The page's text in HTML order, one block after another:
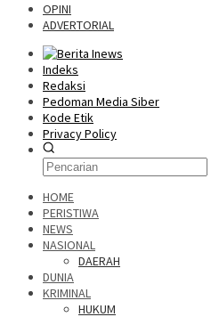
OPINI
ADVERTORIAL
Indeks
Redaksi
Pedoman Media Siber
Kode Etik
Privacy Policy
HOME
PERISTIWA
NEWS
NASIONAL
DAERAH
DUNIA
KRIMINAL
HUKUM